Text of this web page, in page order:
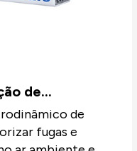
de
de
fugas e